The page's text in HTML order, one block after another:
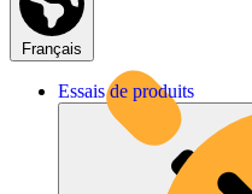
Français
Essais de produits